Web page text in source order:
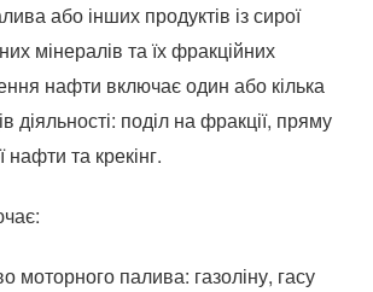
або інших продуктів із сирої
мінералів та їх фракційних
нафти включає один або кілька
діяльності: поділ на фракції, пряму
та крекінг.
моторного палива: газоліну, гасу